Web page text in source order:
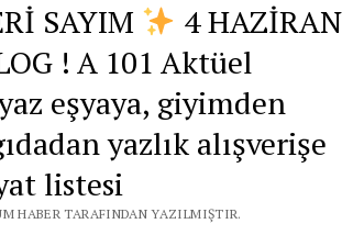
SAYIM
4 HAZİRAN
! A 101 Aktüel
eşyaya, giyimden
yazlık alışverişe
listesi
HABER TARAFINDAN YAZILMIŞTIR.